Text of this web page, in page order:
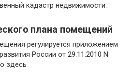
кадастр недвижимости.
плана помещений
регулируется приложением
России от 29.11.2010 N
здесь